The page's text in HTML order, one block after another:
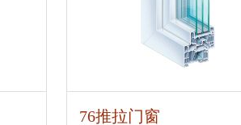
76推拉门窗